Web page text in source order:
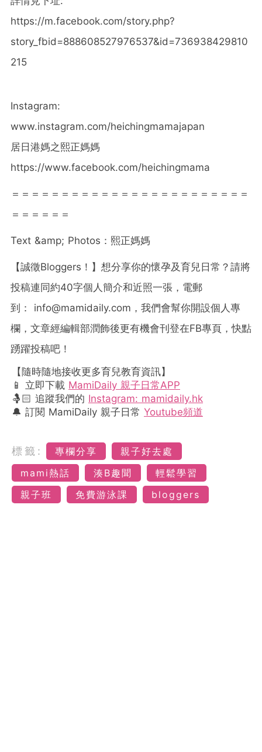
https://m.facebook.com/story.php?
story_fbid=888608527976537&id=736938429810
215
Instagram:
www.instagram.com/heichingmamajapan
居日港媽之熙正媽媽
https://www.facebook.com/heichingmama
＝＝＝＝＝＝＝＝＝＝＝＝＝＝＝＝＝＝＝＝＝＝＝＝
＝＝＝＝＝＝
Text &amp; Photos：熙正媽媽
【誠徵Bloggers！】想分享你的懷孕及育兒日常？請將
投稿連同約40字個人簡介和近照一張，電郵
到： info@mamidaily.com ，我們會幫你開設個人專
欄，文章經編輯部潤飾後更有機會刊登在FB專頁，快點
踴躍投稿吧！
【隨時隨地接收更多育兒教育資訊】
📱 立即下載 MamiDaily 親子日常APP
🤱🏻 追蹤我們的 Instagram: mamidaily.hk
🔔 訂閱 MamiDaily 親子日常 Youtube頻道
標籤: 專欄分享
親子好去處
mami熱話
湊B趣聞
輕鬆學習
親子班
免費游泳課 bloggers